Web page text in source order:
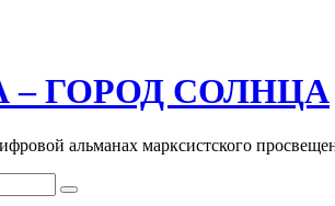
– ГОРОД СОЛНЦА
альманах марксистского